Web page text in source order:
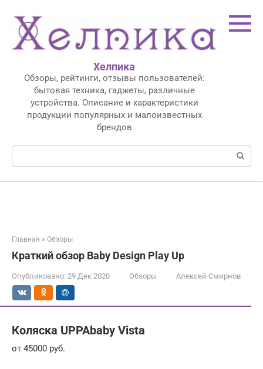
контенту
Хелпика
Обзоры, рейтинги, отзывы пользователей:
бытовая техника, гаджеты, различные
устройства. Описание и характеристики
продукции популярных и малоизвестных
брендов
Поиск:
Главная » Обзоры
Краткий обзор Baby Design Play Up
Опубликовано: 29 Дек 2020 Обзоры Алексей Смирнов
Коляска UPPAbaby Vista
от 45000 руб.